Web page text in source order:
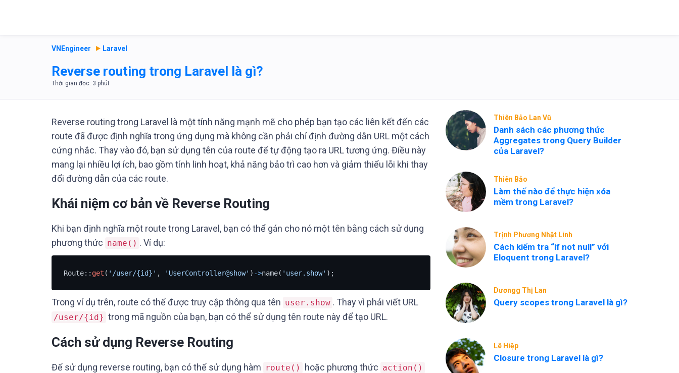
VNEngineer Laravel
Reverse routing trong Laravel là gì?
Reverse routing trong Laravel là một tính năng mạnh mẽ cho phép bạn tạo các liên kết đến các
route đã được định nghĩa trong ứng dụng mà không cần phải chỉ định đường dẫn URL một cách
cứng nhắc. Thay vào đó, bạn sử dụng tên của route để tự động tạo ra URL tương ứng. Điều này
mang lại nhiều lợi ích, bao gồm tính linh hoạt, khả năng bảo trì cao hơn và giảm thiểu lỗi khi thay
đổi đường dẫn của các route.
Khái niệm cơ bản về Reverse Routing
Khi bạn định nghĩa một route trong Laravel, bạn có thể gán cho nó một tên bằng cách sử dụng
phương thức name() . Ví dụ:
Route:: get ( '/user/{id}' , 'UserController@show' ) ->name( 'user.show' );
Trong ví dụ trên, route có thể được truy cập thông qua tên user.show . Thay vì phải viết URL
/user/{id} trong mã nguồn của bạn, bạn có thể sử dụng tên route này để tạo URL.
Cách sử dụng Reverse Routing
Để sử dụng reverse routing, bạn có thể sử dụng hàm route() hoặc phương thức action()
Thiên Bảo Lan Vũ
Danh sách các phương thức
Aggregates trong Query Builder
của Laravel?
Thiên Bảo
Làm thế nào để thực hiện xóa
mềm trong Laravel?
Trịnh Phương Nhật Linh
Cách kiểm tra “if not null” với
Eloquent trong Laravel?
Dươngg Thị Lan
Query scopes trong Laravel là gì?
Lê Hiệp
Closure trong Laravel là gì?